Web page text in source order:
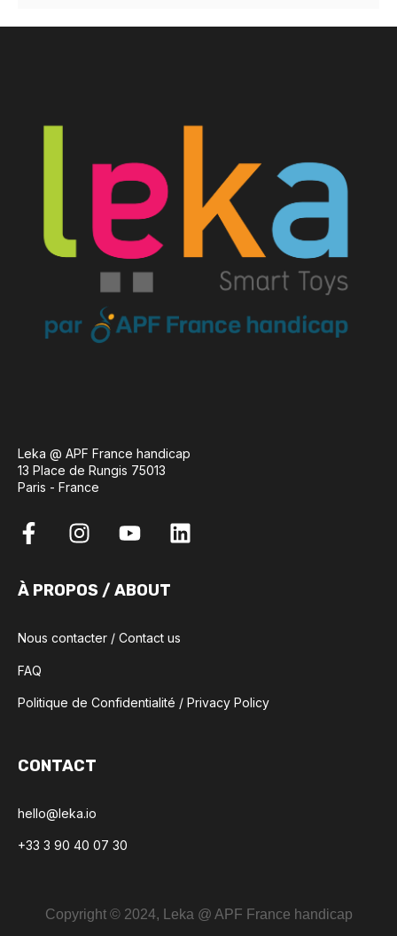
Leka @ APF France handicap
13 Place de Rungis 75013
Paris - France
À PROPOS / ABOUT
Nous contacter / Contact us
FAQ
Politique de Confidentialité / Privacy Policy
CONTACT
hello@leka.io
+33 3 90 40 07 30
Copyright © 2024, Leka @ APF France handicap